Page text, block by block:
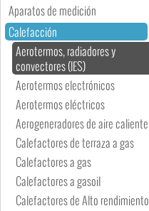
Aparatos de medición
Calefacción
Aerotermos, radiadores y
convectores (IES)
Aerotermos electrónicos
Aerotermos eléctricos
Aerogeneradores de aire caliente
Calefactores de terraza a gas
Calefactores a gas
Calefactores a gasoil
Calefactores de Alto rendimiento